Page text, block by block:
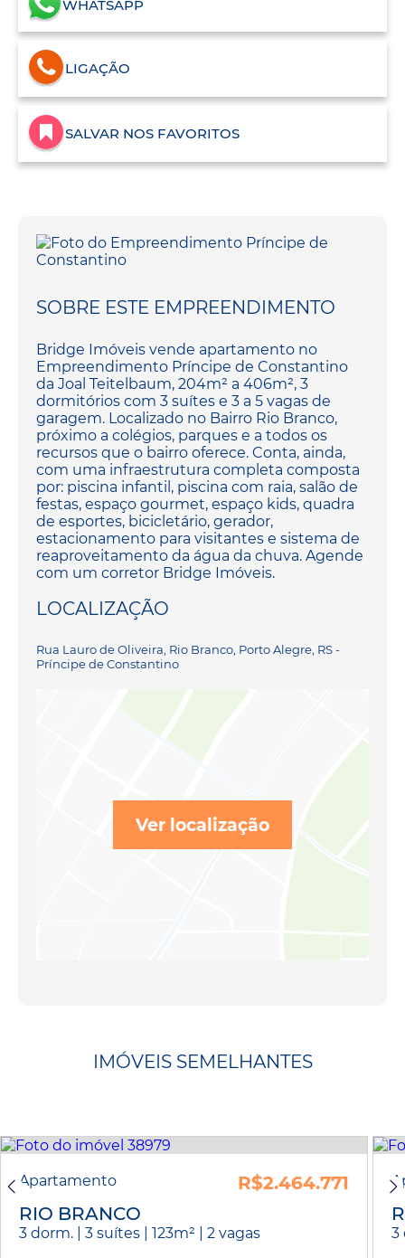
WHATSAPP
LIGAÇÃO
SALVAR NOS FAVORITOS
SOBRE ESTE EMPREENDIMENTO
Bridge Imóveis vende apartamento no
Empreendimento Príncipe de Constantino
da Joal Teitelbaum, 204m² a 406m², 3
dormitórios com 3 suítes e 3 a 5 vagas de
garagem. Localizado no Bairro Rio Branco,
próximo a colégios, parques e a todos os
recursos que o bairro oferece. Conta, ainda,
com uma infraestrutura completa composta
por: piscina infantil, piscina com raia, salão de
festas, espaço gourmet, espaço kids, quadra
de esportes, bicicletário, gerador,
estacionamento para visitantes e sistema de
reaproveitamento da água da chuva. Agende
com um corretor Bridge Imóveis.
LOCALIZAÇÃO
Rua Lauro de Oliveira, Rio Branco, Porto Alegre, RS -
Príncipe de Constantino
Ver localização
IMÓVEIS SEMELHANTES
Apartamento
R$2.464.771
RIO BRANCO
3 dorm. | 3 suítes | 123m² | 2 vagas 3